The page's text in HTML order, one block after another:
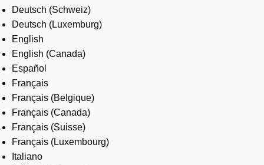
Where to buy
Contact us
Careers
Deutsch (Schweiz)
Deutsch (Luxemburg)
English
English (Canada)
Español
Français
Français (Belgique)
Français (Canada)
Français (Suisse)
Français (Luxembourg)
Italiano